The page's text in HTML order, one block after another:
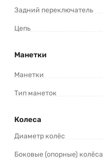
Задний переключатель
Цепь
Манетки
Манетки
Тип манеток
Колеса
Диаметр колёс
Боковые (опорные) колёса